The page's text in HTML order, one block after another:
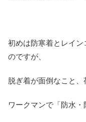
初めは防寒着とレイ
のですが、
脱ぎ着が面倒なこと
ワークマンで「防水・